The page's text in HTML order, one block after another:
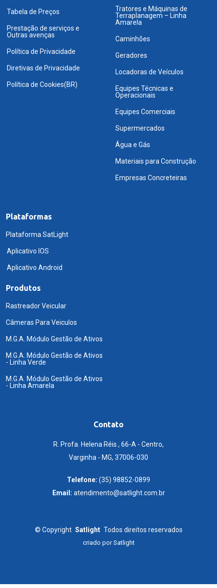
Tabela de Preços
Prestação de serviços e
Outras avenças
Política de Privacidade
Diretivas de Privacidade
Política de Cookies(BR)
Tratores e Máquinas de
Terraplanagem – Linha
Amarela
Caminhões
Geradores
Locadoras de Veículos
Equipes Técnicas e
Operacionais
Equipes Comerciais
Supermercados
Água e Gás
Materiais para Construção
Empresas Concreteiras
Plataformas
Plataforma SatLight
Aplicativo IOS
Aplicativo Android
Produtos
Rastreador Veicular
Câmeras Para Veiculos
M.G.A. Módulo Gestão de Ativos
M.G.A. Módulo Gestão de Ativos
- Linha Verde
M.G.A. Módulo Gestão de Ativos
- Linha Amarela
Contato
R. Profa. Helena Réis , 66-A - Centro,
Varginha - MG, 37006-030
Telefone: (35) 98852-0899
Email: atendimento@satlight.com.br
© Copyright Satlight Todos direitos reservados
criado porSatlight